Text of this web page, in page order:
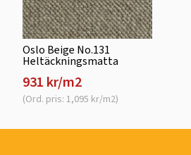
Oslo Beige No.131
Heltäckningsmatta
931 kr/m2
(Ord. pris: 1,095 kr/m2)